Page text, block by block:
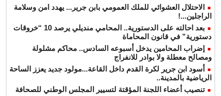
الاحتلال العشوائي للملك العمومي بابن جرير... يهدد امن وسلامة
الراجلين...!
بعد احالته على الدستورية.. المحامي منديلي يرصد 10 “خروقات
دستورية” في قانون المحاماة
إضراب المحامين يدخل أسبوعه السادس.. محاكم مشلولة
ومصالح معطلة ولا بوادر للانفراج
أسود ابن جرير لكرة القدم داخل القاعة...مولود جديد يعزز الساحة
الرياضية بالمدينة..
تنصيب أعضاء اللجنة المؤقتة لتسيير المجلس الوطني للصحافة